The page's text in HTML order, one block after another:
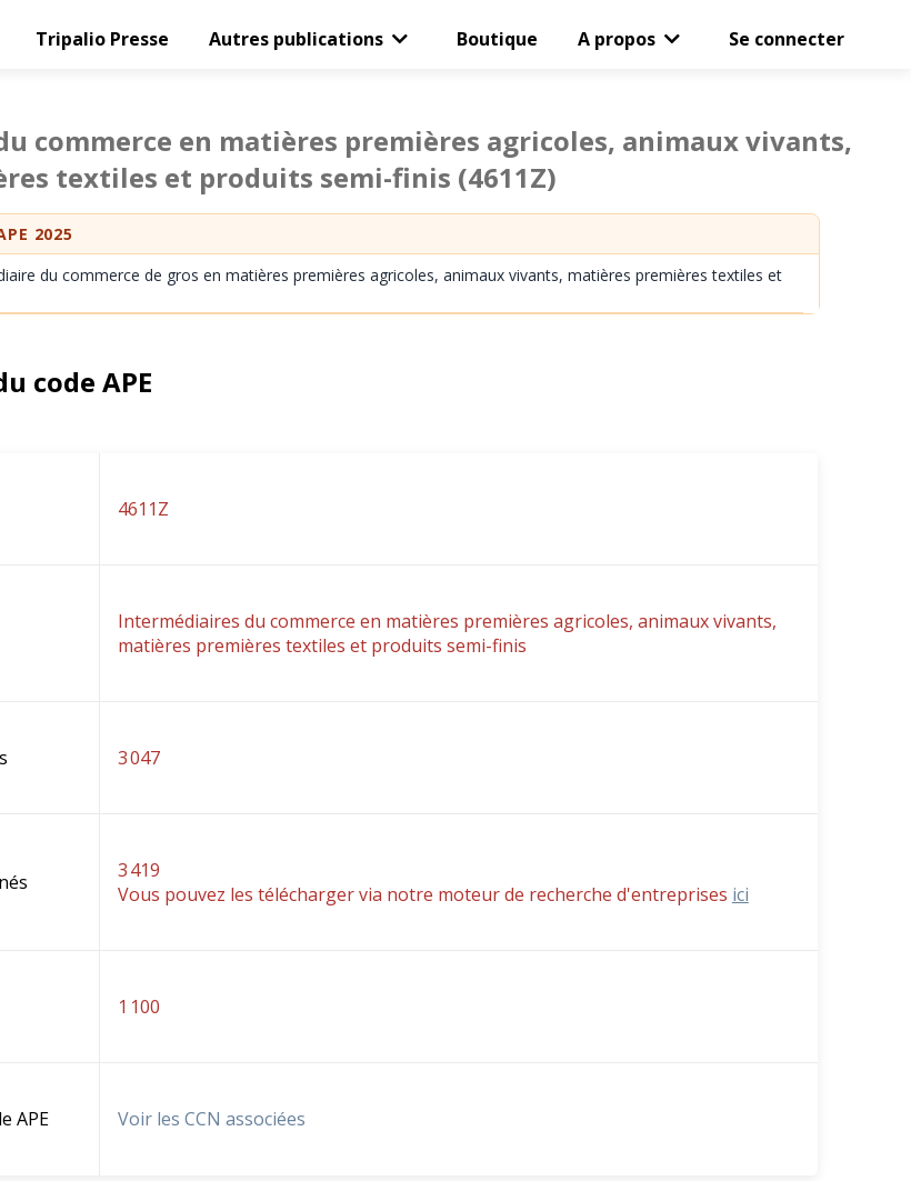
Tripalio Presse Autres publications Boutique A propos Se connecter
commerce en matières premières agricoles, animaux vivants,
textiles et produits semi-finis (4611Z)
2025
du commerce de gros en matières premières agricoles, animaux vivants, matières premières textiles et
code APE
4611Z
Intermédiaires du commerce en matières premières agricoles, animaux vivants,
matières premières textiles et produits semi-finis
3 047
3 419
Vous pouvez les télécharger via notre moteur de recherche d'entreprises ici
1 100
APE Voir les CCN associées